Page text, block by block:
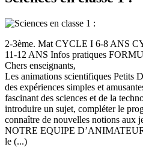
2-3ème. Mat CYCLE I 6-8 ANS
11-12 ANS Infos pratiques
Chers enseignants,
Les animations scientifiques Petits
des expériences simples et
fascinant des sciences et de la
introduire un sujet, compléter le
connaître de nouvelles notions aux
NOTRE EQUIPE
le (...)